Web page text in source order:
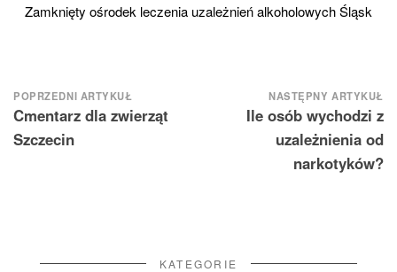
Zamknięty ośrodek leczenia uzależnień alkoholowych Śląsk
Nawigacja
wpisu
POPRZEDNI ARTYKUŁ
Cmentarz dla zwierząt
Szczecin
NASTĘPNY ARTYKUŁ
Ile osób wychodzi z
uzależnienia od
narkotyków?
KATEGORIE